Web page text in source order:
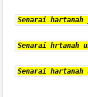
Senarai
Senarai hrtanah
Senarai